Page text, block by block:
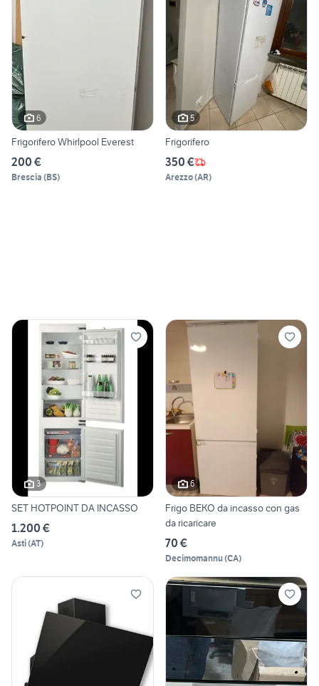
6
Frigorifero Whirlpool Everest
200 €
Brescia (BS)
5
Frigorifero
350 €
Arezzo(AR)
3
SET HOTPOINT DA INCASSO
1.200 €
Asti(AT)
6
Frigo BEKO da incasso con gas
da ricaricare
70 €
Decimomannu(CA)